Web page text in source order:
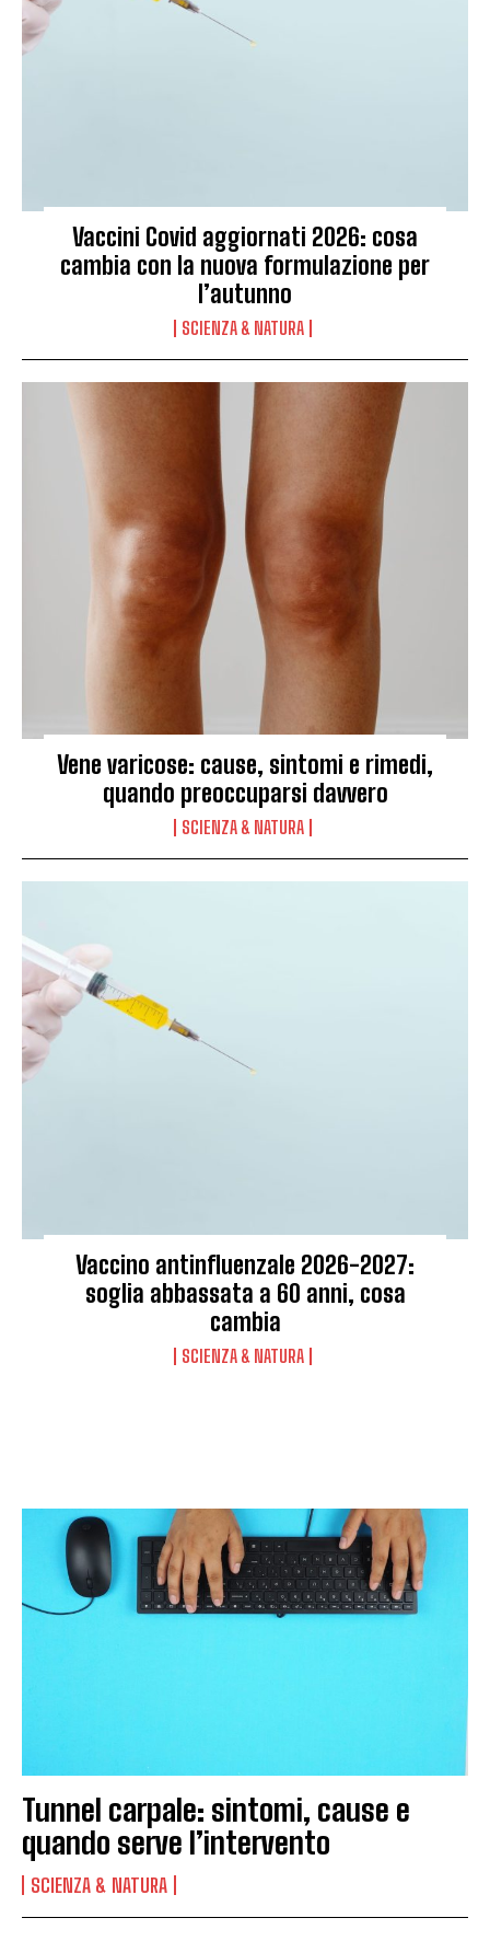
Vaccini Covid aggiornati 2026: cosa
cambia con la nuova formulazione per
l’autunno
SCIENZA & NATURA
Vene varicose: cause, sintomi e rimedi,
quando preoccuparsi davvero
SCIENZA & NATURA
Vaccino antinfluenzale 2026-2027:
soglia abbassata a 60 anni, cosa
cambia
SCIENZA & NATURA
Tunnel carpale: sintomi, cause e
quando serve l’intervento
SCIENZA & NATURA